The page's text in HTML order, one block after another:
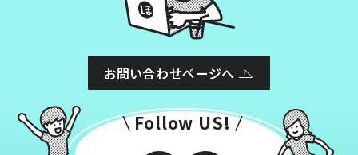
お問い合わせページへ
Follow US!